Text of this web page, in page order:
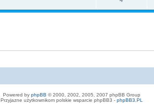
Powered by phpBB © 2000, 2002, 2005, 2007 phpBB Group
Przyjazne użytkownikom polskie wsparcie phpBB3 - phpBB3.PL